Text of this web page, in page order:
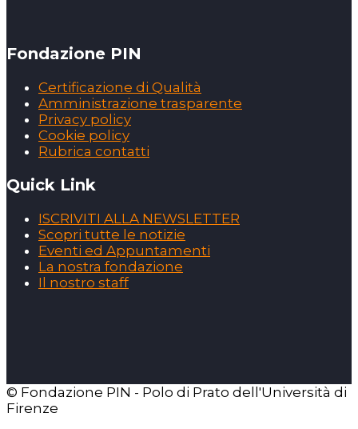
Fondazione PIN
Certificazione di Qualità
Amministrazione trasparente
Privacy policy
Cookie policy
Rubrica contatti
Quick Link
ISCRIVITI ALLA NEWSLETTER
Scopri tutte le notizie
Eventi ed Appuntamenti
La nostra fondazione
Il nostro staff
© Fondazione PIN - Polo di Prato dell'Università di
Firenze